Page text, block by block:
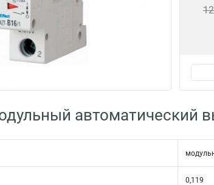
автоматический
0,119